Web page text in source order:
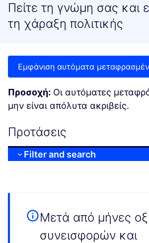
Πείτε τη γνώμη σας και
τη χάραξη πολιτικής
Εμφάνιση αυτόματα
Προσοχή: Οι αυτόματες
μην είναι απόλυτα ακριβείς.
Προτάσεις
Filter and search
Μετά από μήνες
συνεισφορών και